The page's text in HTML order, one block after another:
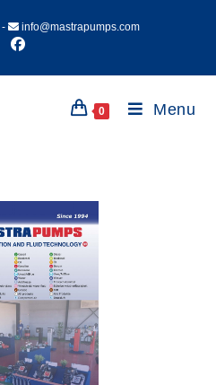
- info@mastrapumps.com
0 Menu